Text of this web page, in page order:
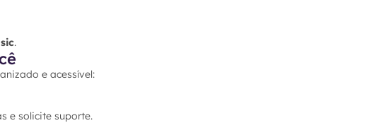
.
e acessível:
e solicite suporte.